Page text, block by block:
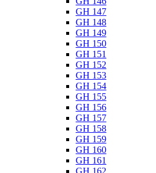
GH 147
GH 148
GH 149
GH 150
GH 151
GH 152
GH 153
GH 154
GH 155
GH 156
GH 157
GH 158
GH 159
GH 160
GH 161
GH 162